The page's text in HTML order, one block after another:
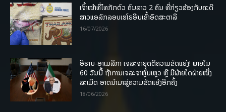
ເຈົ້າໜ້າທີ່ໄທກັກຕົວ ຄົນລາວ 2 ຄົນ ທີ່ກ່ຽວຂ້ອງກັບຄະດີ
ສາວແອລັກລອບເຮໂຣອີນເຂົ້າອົດສະຕາລີ
16/07/2026
ອີຣານ-ອາເມລິກາ ເຈລະຈາຍຸດຕິຄວາມຂັດແຍ່ງ! ພາຍໃນ
60 ວັນນີ້ ຖ້າການເຈລະຈາຫຼົ້ມເຫຼວ ຫຼື ມີຝ່າຍໃດຝ່າຍໜຶ່ງ
ລະເມີດ ອາດນໍາມາສູ່ຄວາມຂັດແຍ້ງອີກຄັ້ງ
18/06/2026